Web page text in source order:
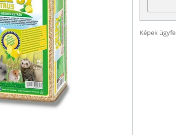
Képek